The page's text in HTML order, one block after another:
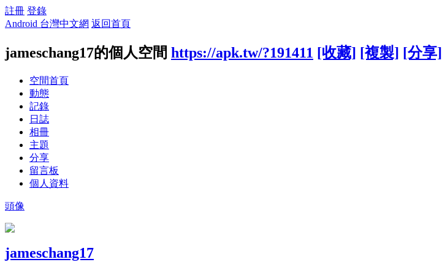
註冊 登錄
Android 台灣中文網 返回首頁
jameschang17的個人空間 https://apk.tw/?191411 [收藏] [複製] [分享]
空間首頁
動態
記錄
日誌
相冊
主題
分享
留言板
個人資料
頭像
jameschang17